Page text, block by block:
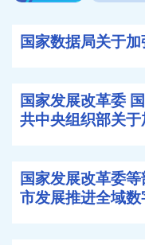
国家数据局关于
国家发展改革委
共中央组织部关
国家发展改革委
市发展推进全域